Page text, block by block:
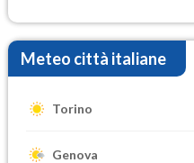
Meteo città italiane
Torino
Genova